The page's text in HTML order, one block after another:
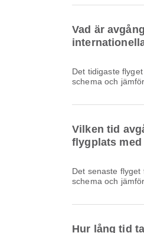
Vad är
Det tidigaste flyget från Guangzhou Baiyun internationella flygplats till Julius Nyerere internationella flygplats med Air Tanzania avgår klockan 00:15. Du kan se detta
schema och
Vilken tid
flygplats med
Det senaste flyget från Guangzhou Baiyun internationella flygplats till Julius Nyerere internationella flygplats med Air Tanzania avgår klockan 00:15. Du kan se detta
schema och
Hur lång tid